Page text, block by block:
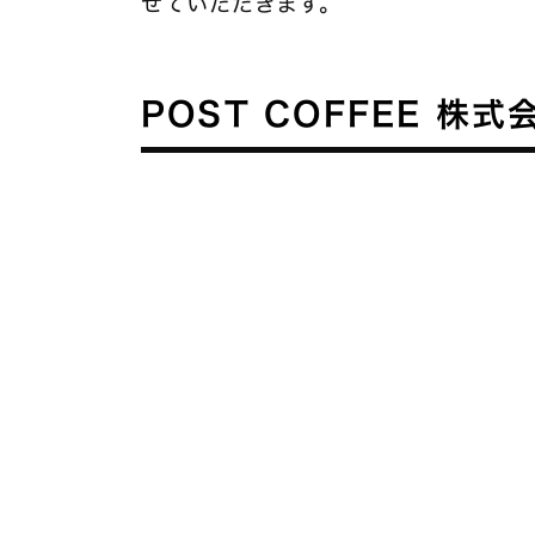
POST COFFEE 株式